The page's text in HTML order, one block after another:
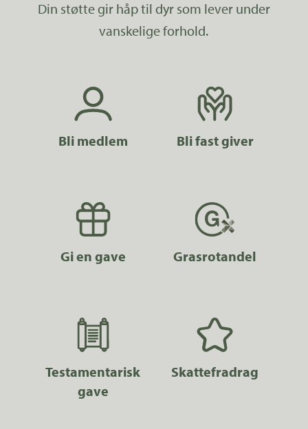
Din støtte gir håp til dyr som lever under
vanskelige forhold.
Bli medlem Bli fast giver
Gi en gave Grasrotandel
Testamentarisk
gave
Skattefradrag